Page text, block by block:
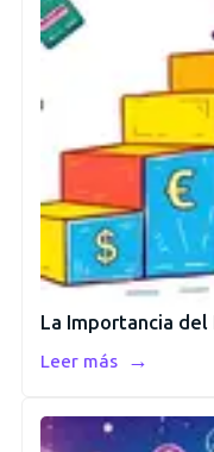
La Importancia
Leer más →